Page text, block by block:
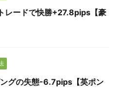
レードで快勝+27.8pips【豪
グの失態-6.7pips【英ポン